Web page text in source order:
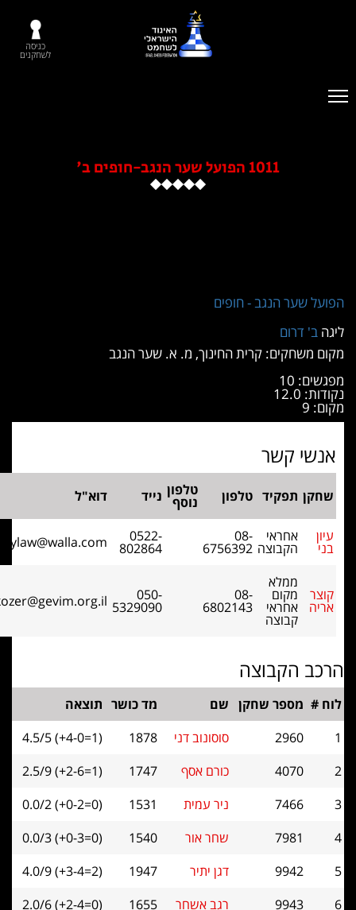
לשחקנים
1011 הפועל שער הנגב-חופים ב'
שער הנגב - חופים
ב' דרום
משחקים: קרית החינוך, מ. א. שער הנגב
10
12.0
9
קשר
תפקיד טלפון טלפון
נוסף נייד דוא"ל
אחראי
הקבוצה
08-
6756392
0522-
802864
bennylaw@walla.com
מקום
אחראי
קבוצה
08-
6802143
5329090
na_kozer@gevim.org.il
הקבוצה
# מספר שחקן שם מד כושר תוצאה
סוסונוב דני 1878
4.5/5 (+4-0=1)
כורם אסף 1747
2.5/9 (+2-6=1)
ניר עמית 1531
0.0/2 (+0-2=0)
שחר אור 1540
0.0/3 (+0-3=0)
דגן יתיר
4.0/9 (+3-4=2)
רגב אשחר 1655
2.0/6 (+2-4=0)